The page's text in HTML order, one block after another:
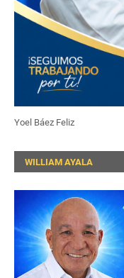
Yoel Báez Feliz
WILLIAM AYALA